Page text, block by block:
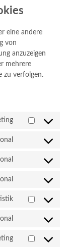
eine andere
von
anzuzeigen
mehrere
zu verfolgen.
Consent
Consent
wp
Consent
shariff-
Consent
to
wordpress
Consent
google-
Consent
to
Consent